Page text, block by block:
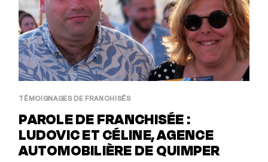
TÉMOIGNAGES DE FRANCHISÉS
PAROLE DE FRANCHISÉE :
LUDOVIC ET CÉLINE, AGENCE
AUTOMOBILIÈRE DE QUIMPER